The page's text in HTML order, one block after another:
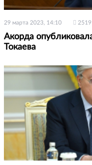
29 марта 2023, 14:10 2519
Акорда
Токаева